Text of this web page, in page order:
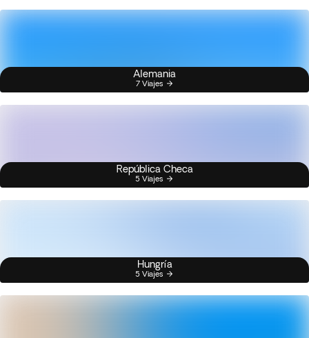
Alemania
7 Viajes
República Checa
5 Viajes
Hungría
5 Viajes